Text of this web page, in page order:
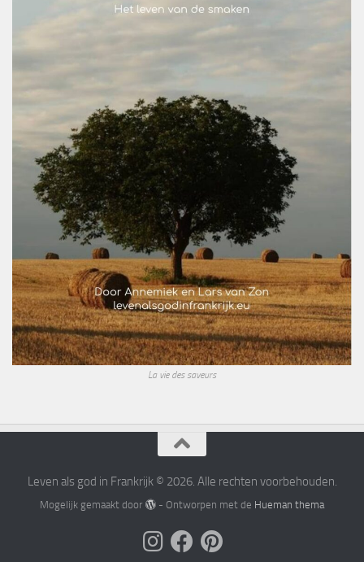
La vie des saveurs
Leven als god in Frankrijk © 2026. Alle rechten voorbehouden.
Mogelijk gemaakt door - Ontworpen met de Hueman thema